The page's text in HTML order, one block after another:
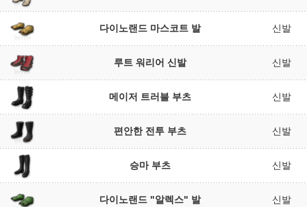
다이노랜드 마스코트 발 신발
루트 워리어 신발 신발
메이저 트러블 부츠 신발
편안한 전투 부츠 신발
승마 부츠 신발
다이노랜드 "알렉스" 발 신발